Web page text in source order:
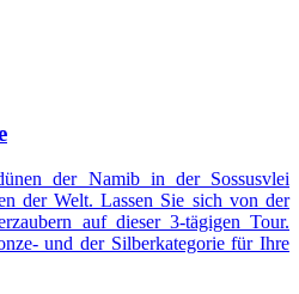
der Namib in der Sossusvlei
der Welt. Lassen Sie sich von der
auf dieser 3-tägigen Tour.
und der Silberkategorie für Ihre